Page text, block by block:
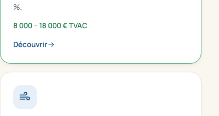
%.
8 000 – 18 000 € TVAC
Découvrir